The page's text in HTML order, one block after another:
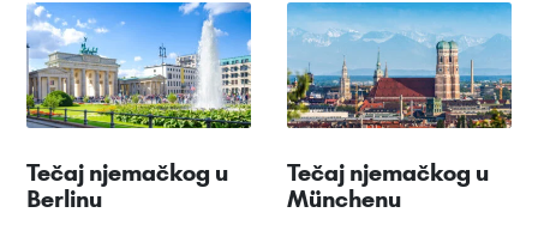
Tečaj njemačkog u
Berlinu
Tečaj njemačkog u
Münchenu